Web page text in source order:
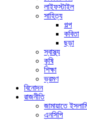
লাইফস্টাইল
সাহিত্য
গল্প
কবিতা
ছড়া
স্বাস্থ্য
কৃষি
শিক্ষা
ভ্রমণ
বিনোদন
রাজনীতি
জামায়াতে
এনসিপি